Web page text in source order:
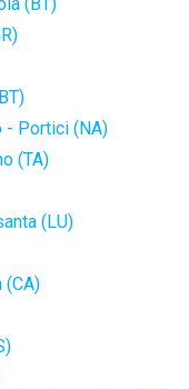
- Portici (NA)
(TA)
(LU)
(CA)